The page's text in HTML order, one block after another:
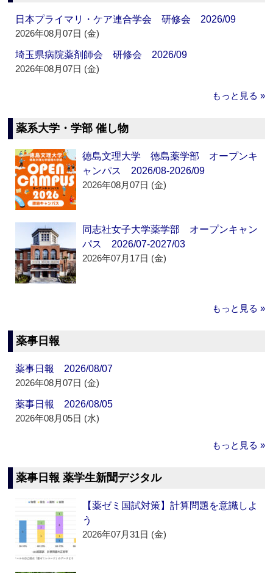
日本プライマリ・ケア連合学会 研修会 2026/09
2026年08月07日 (金)
埼玉県病院薬剤師会 研修会 2026/09
2026年08月07日 (金)
もっと見る »
薬系大学・学部 催し物
徳島文理大学 徳島薬学部 オープンキ
ャンパス 2026/08-2026/09
2026年08月07日 (金)
同志社女子大学薬学部 オープンキャン
パス 2026/07-2027/03
2026年07月17日 (金)
もっと見る »
薬事日報
薬事日報 2026/08/07
2026年08月07日 (金)
薬事日報 2026/08/05
2026年08月05日 (水)
もっと見る »
薬事日報 薬学生新聞デジタル
【薬ゼミ国試対策】計算問題を意識しよ
う
2026年07月31日 (金)